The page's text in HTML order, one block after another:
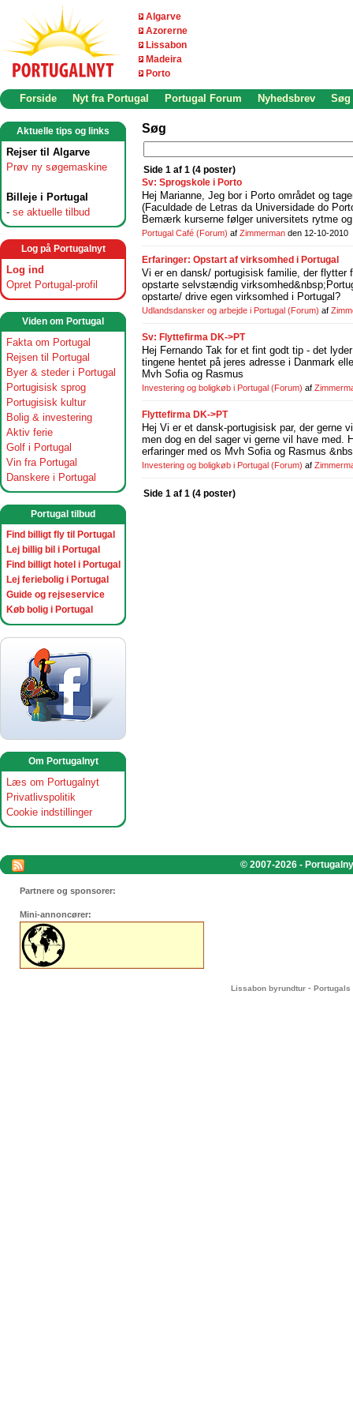
Algarve
Azorerne
Lissabon
Madeira
Porto
Forside Nyt fra Portugal Portugal Forum Nyhedsbrev Søg
Aktuelle tips og links
Rejser til Algarve
Prøv ny søgemaskine
Billeje i Portugal
- se aktuelle tilbud
Log på Portugalnyt
Log ind
Opret Portugal-profil
Viden om Portugal
Fakta om Portugal
Rejsen til Portugal
Byer & steder i Portugal
Portugisisk sprog
Portugisisk kultur
Bolig & investering
Aktiv ferie
Golf i Portugal
Vin fra Portugal
Danskere i Portugal
Portugal tilbud
Find billigt fly til Portugal
Lej billig bil i Portugal
Find billigt hotel i Portugal
Lej feriebolig i Portugal
Guide og rejseservice
Køb bolig i Portugal
Om Portugalnyt
Læs om Portugalnyt
Privatlivspolitik
Cookie indstillinger
Søg
Side 1 af 1 (4 poster)
Sv: Sprogskole i Porto
Hej Marianne, Jeg bor i Porto området og tage
(Facu dade de Letras da Universidade do Port
Bemærk kurserne fø ger universitets rytme og
Portugal Café (Forum) af Zimmerman den 12-10-2010
Erfaringer: Opstart af virksomhed i Portugal
Vi er en dans k/ portugisis k fami ie, der f ytter f
opstarte se vstændig virksom hed&nbsp; Portu
opstarte/ drive egen virksom hed i Portugal?
Udlandsdansker og arbejde i Portugal (Forum) af
Sv: Flyttefirma DK->PT
Hej Fernando Tak for et fint godt tip - det yder
tingene hentet på jeres adresse i Danmark e e
Mvh Sofia og Rasmus
Investering og boligkøb i Portugal (Forum) af
Flyttefirma DK->PT
Hej Vi er et dans k-portugisis k par, der gerne vi
men dog en de sager vi gerne vi have med.
erfaringer med os Mvh Sofia og Rasmus &nbs
Investering og boligkøb i Portugal (Forum) af
Side 1 af 1 (4 poster)
© 2007-2026 -
Partnere og sponsorer:
Mini-annoncører:
Lissabon byrundtur - Portugals